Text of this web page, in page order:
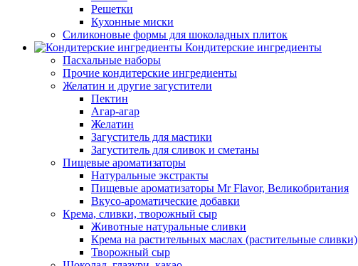
Решетки
Кухонные миски
Силиконовые формы для шоколадных плиток
Кондитерские ингредиенты
Пасхальные наборы
Прочие кондитерские ингредиенты
Желатин и другие загустители
Пектин
Агар-агар
Желатин
Загуститель для мастики
Загуститель для сливок и сметаны
Пищевые ароматизаторы
Натуральные экстракты
Пищевые ароматизаторы Mr Flavor, Великобритания
Вкусо-ароматические добавки
Крема, сливки, творожный сыр
Животные натуральные сливки
Крема на растительных маслах (растительные сливки)
Творожный сыр